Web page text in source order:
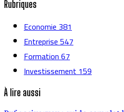
Rubriques
Economie381
Entreprise547
Formation67
Investissement159
À lire aussi